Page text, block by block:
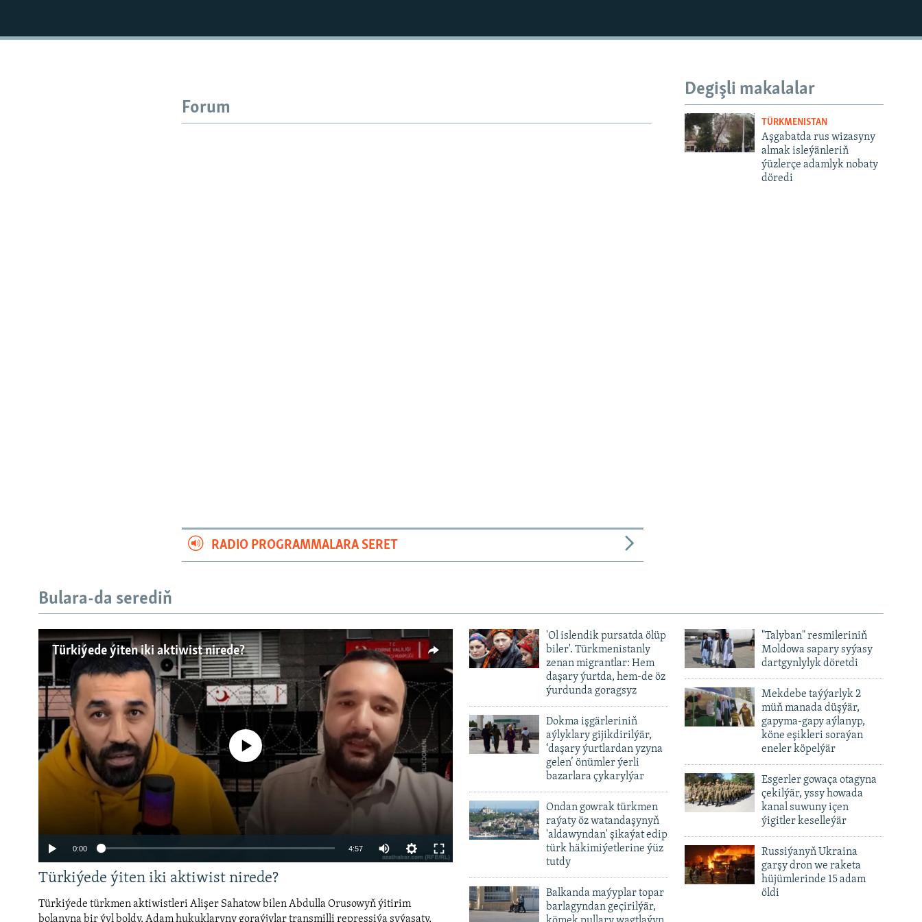
Forum
Degişli makalalar
TÜRKMENISTAN
Aşgabatda rus wizasyny
almak isleýänleriň
ýüzlerçe adamlyk nobaty
döredi
RADIO PROGRAMMALARA SERET
Bulara-da serediň
Türkiýede ýiten iki aktiwist nirede?
No media source currently available
0:00 4:57
480p
Türkiýede ýiten iki aktiwist nirede?
Türkiýede türkmen aktiwistleri Alişer Sahatow bilen Abdulla Orusowyň ýitirim
bolanyna bir ýyl boldy. Adam hukuklaryny goraýjylar transmilli repressiýa syýasaty,
'Ol islendik pursatda ölüp
biler'. Türkmenistanly
zenan migrantlar: Hem
daşary ýurtda, hem-de öz
ýurdunda goragsyz
Dokma işgärleriniň
aýlyklary gijikdirilýär,
‘daşary ýurtlardan yzyna
gelen’ önümler ýerli
bazarlara çykarylýar
Ondan gowrak türkmen
raýaty öz watandaşynyň
'aldawyndan' şikaýat edip
türk häkimiýetlerine ýüz
tutdy
Balkanda maýyplar topar
barlagyndan geçirilýär,
"Talyban" resmileriniň
Moldowa sapary syýasy
dartgynlylyk döretdi
Mekdebe taýýarlyk 2
müň manada düşýär,
gapyma-gapy aýlanyp,
köne eşikleri soraýan
eneler köpelýär
Esgerler gowaça otagyna
çekilýär, yssy howada
kanal suwuny içen
ýigitler keselleýär
Russiýanyň Ukraina
garşy dron we raketa
hüjümlerinde 15 adam
öldi